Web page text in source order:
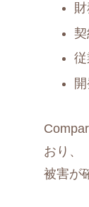
おり、
被害が